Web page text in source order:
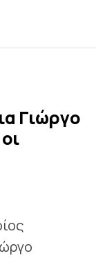
Γιώργο